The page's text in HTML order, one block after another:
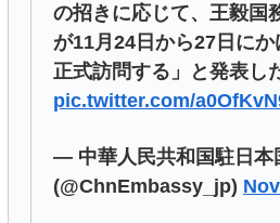
の招きに応じて、王毅国
が11月24日から27日に
正式訪問する」と発表し
pic.twitter.com/
— 中華人民共和国駐日本
(@ChnEmbassy_jp)